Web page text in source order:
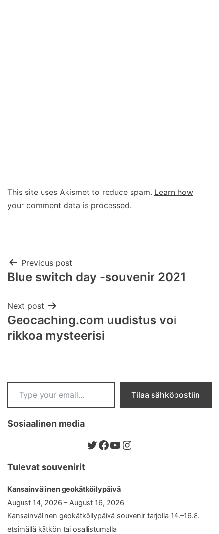
This site uses Akismet to reduce spam. Learn how
your comment data is processed.
Post
navigation
Previous post
Blue switch day -souvenir 2021
Next post
Geocaching.com uudistus voi
rikkoa mysteerisi
Type your email…
Tilaa sähköpostiin
Sosiaalinen media
Twitter
Facebook
YouTube
Instagram
Tulevat souvenirit
Kansainvälinen geokätköilypäivä
August 14, 2026 – August 16, 2026
Kansainvälinen geokätköilypäivä souvenir tarjolla 14.–16.8.
etsimällä kätkön tai osallistumalla